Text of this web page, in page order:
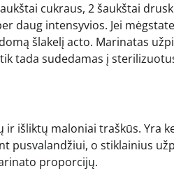
cukraus, 2 šaukštai
daug intensyvios. Jei
šlakelį acto. Marinatas
tada sudedamas į
ir išliktų maloniai traškūs. Yra
pusvalandžiui, o stiklainius
proporcijų.